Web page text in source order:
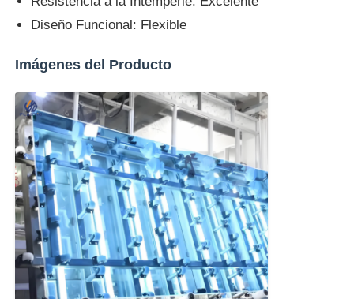
soporte de acrílico
Marco de acrílico de la foto
Cortado en hoja acrílica
Tenedor de acrílico de la muestra
Diseño Funcional: Flexible
Imágenes del Producto